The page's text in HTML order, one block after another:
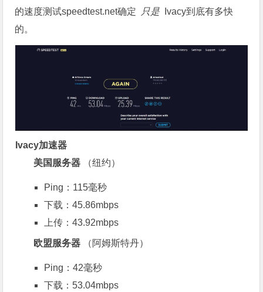
的速度测试speedtest.net确定 只是
Ivacy到底有多快
的。
Ivacy加速器
美国服务器
（纽约）
Ping：115毫秒
下载：45.86mbps
上传：43.92mbps
欧盟服务器 （阿姆斯特丹）
Ping：42毫秒
下载：53.04mbps